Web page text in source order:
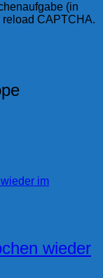
(in
CAPTCHA.
wieder